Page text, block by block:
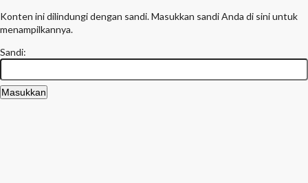
Konten ini dilindungi dengan sandi. Masukkan sandi Anda di sini untuk
menampilkannya.
Sandi: